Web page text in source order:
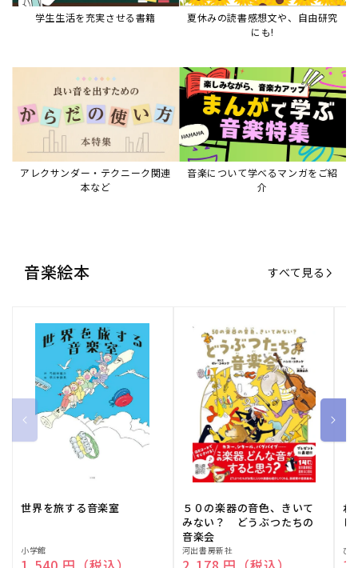
学生生活を充実させる書籍
夏休みの読書感想文や、自由研究
にも!
アレクサンダー・テクニーク関連
本など
音楽について学べるマンガをご紹
介
音楽絵本 すべて見る
世界を旅する音楽室
販
小学館
５０の楽器の音色、きいて
みない？ どうぶつたちの
音楽会
販
河出書房新社
ね
販ひ